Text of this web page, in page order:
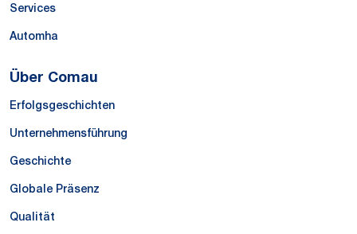
Services
Automha
Über Comau
Erfolgsgeschichten
Unternehmensführung
Geschichte
Globale Präsenz
Qualität